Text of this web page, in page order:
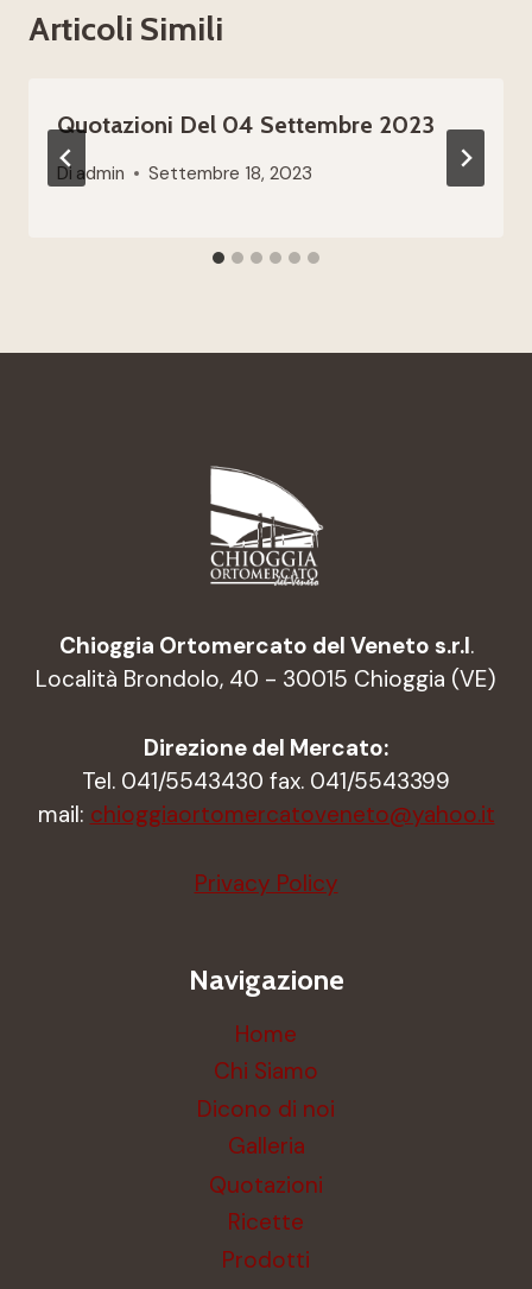
Articoli Simili
Quotazioni Del 04 Settembre 2023
Di admin Settembre 18, 2023
Chioggia Ortomercato del Veneto s.r.l.
Località Brondolo, 40 - 30015 Chioggia (VE)
Direzione del Mercato:
Tel. 041/5543430 fax. 041/5543399
mail: chioggiaortomercatoveneto@yahoo.it
Privacy Policy
Navigazione
Home
Chi Siamo
Dicono di noi
Galleria
Quotazioni
Ricette
Prodotti